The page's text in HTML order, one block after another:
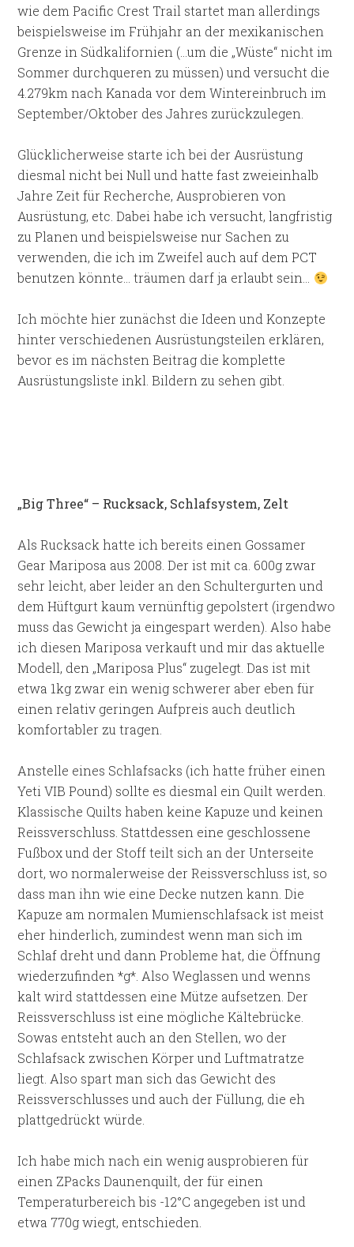
wie dem Pacific Crest Trail startet man allerdings
beispielsweise im Frühjahr an der mexikanischen
Grenze in Südkalifornien (…um die „Wüste“ nicht im
Sommer durchqueren zu müssen) und versucht die
4.279km nach Kanada vor dem Wintereinbruch im
September/Oktober des Jahres zurückzulegen.
Glücklicherweise starte ich bei der Ausrüstung
diesmal nicht bei Null und hatte fast zweieinhalb
Jahre Zeit für Recherche, Ausprobieren von
Ausrüstung, etc. Dabei habe ich versucht, langfristig
zu Planen und beispielsweise nur Sachen zu
verwenden, die ich im Zweifel auch auf dem PCT
benutzen könnte… träumen darf ja erlaubt sein…
Ich möchte hier zunächst die Ideen und Konzepte
hinter verschiedenen Ausrüstungsteilen erklären,
bevor es im nächsten Beitrag die komplette
Ausrüstungsliste inkl. Bildern zu sehen gibt.
„Big Three“ – Rucksack, Schlafsystem, Zelt
Als Rucksack hatte ich bereits einen Gossamer
Gear Mariposa aus 2008. Der ist mit ca. 600g zwar
sehr leicht, aber leider an den Schultergurten und
dem Hüftgurt kaum vernünftig gepolstert (irgendwo
muss das Gewicht ja eingespart werden). Also habe
ich diesen Mariposa verkauft und mir das aktuelle
Modell, den „Mariposa Plus“ zugelegt. Das ist mit
etwa 1kg zwar ein wenig schwerer aber eben für
einen relativ geringen Aufpreis auch deutlich
komfortabler zu tragen.
Anstelle eines Schlafsacks (ich hatte früher einen
Yeti VIB Pound) sollte es diesmal ein Quilt werden.
Klassische Quilts haben keine Kapuze und keinen
Reissverschluss. Stattdessen eine geschlossene
Fußbox und der Stoff teilt sich an der Unterseite
dort, wo normalerweise der Reissverschluss ist, so
dass man ihn wie eine Decke nutzen kann. Die
Kapuze am normalen Mumienschlafsack ist meist
eher hinderlich, zumindest wenn man sich im
Schlaf dreht und dann Probleme hat, die Öffnung
wiederzufinden *g*. Also Weglassen und wenns
kalt wird stattdessen eine Mütze aufsetzen. Der
Reissverschluss ist eine mögliche Kältebrücke.
Sowas entsteht auch an den Stellen, wo der
Schlafsack zwischen Körper und Luftmatratze
liegt. Also spart man sich das Gewicht des
Reissverschlusses und auch der Füllung, die eh
plattgedrückt würde.
Ich habe mich nach ein wenig ausprobieren für
einen ZPacks Daunenquilt, der für einen
Temperaturbereich bis -12°C angegeben ist und
etwa 770g wiegt, entschieden.